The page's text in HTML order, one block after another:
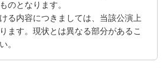
のとなります。
る内容につきましては、当該公演上
ます。現状とは異なる部分があるこ
。